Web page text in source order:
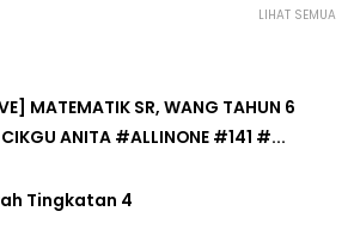
LIHAT SEMUA
MATEMATIK SR, WANG TAHUN 6
CIKGU ANITA #ALLINONE #141 #...
Tingkatan 4